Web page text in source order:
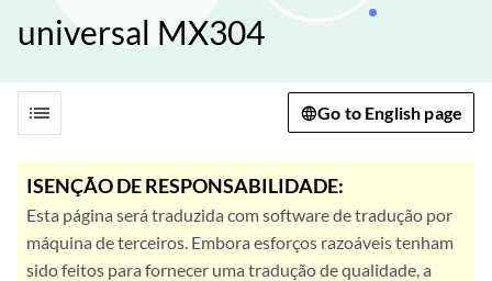
universal MX304
list Go to English page
ISENÇÃO DE RESPONSABILIDADE:
Esta página será traduzida com software de tradução por
máquina de terceiros. Embora esforços razoáveis tenham
sido feitos para fornecer uma tradução de qualidade, a